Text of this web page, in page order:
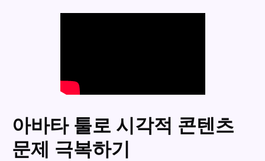
아바타 툴로 시각적 콘텐츠
문제 극복하기